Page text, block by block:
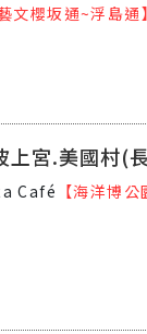
藝文櫻坂通~浮島通】
上宮.美國村(
Café 【海洋博